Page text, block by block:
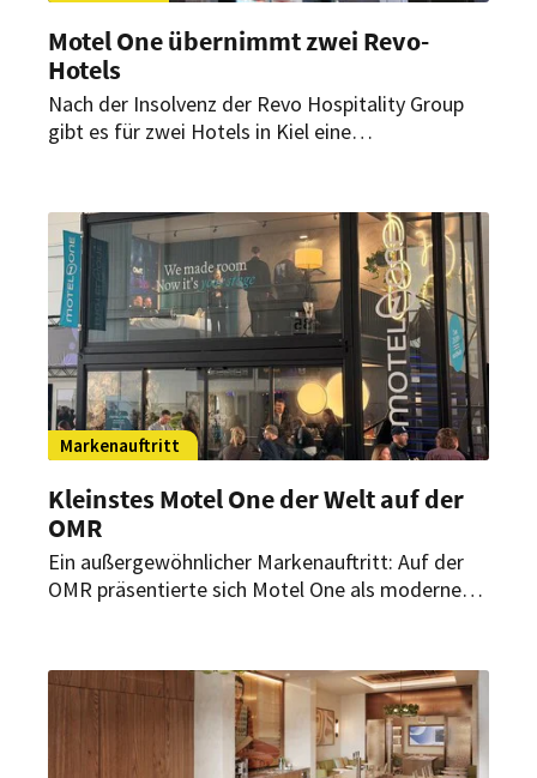
Motel One übernimmt zwei Revo-
Hotels
Nach der Insolvenz der Revo Hospitality Group
gibt es für zwei Hotels in Kiel eine
geführten Häuser übernommen.
Markenauftritt
Kleinstes Motel One der Welt auf der
OMR
Ein außergewöhnlicher Markenauftritt: Auf der
OMR präsentierte sich Motel One als moderne
Austausch, Inspiration und Markeninszenierung.